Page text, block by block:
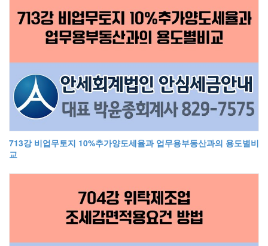
713강 비업무토지 10%추가양도세율과 업무용부동산과의 용도별비
교